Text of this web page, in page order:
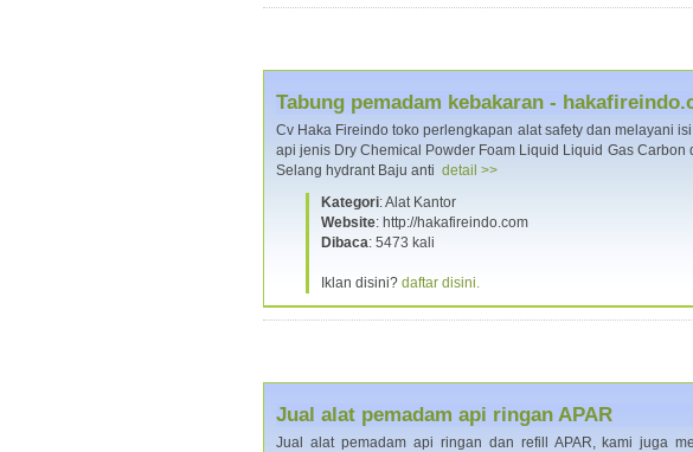
Tabung pemadam kebakaran -
Cv Haka Fireindo toko perlengkapan alat safety dan melayani
api jenis Dry Chemical Powder Foam Liquid Liquid Gas
Selang hydrant Baju anti detail >>
Kategori: Alat Kantor
Website: http://hakafireindo.com
Dibaca: 5473 kali
Iklan disini? daftar disini.
Jual alat pemadam api ringan APAR
Jual alat pemadam api ringan dan refill APAR, kami juga